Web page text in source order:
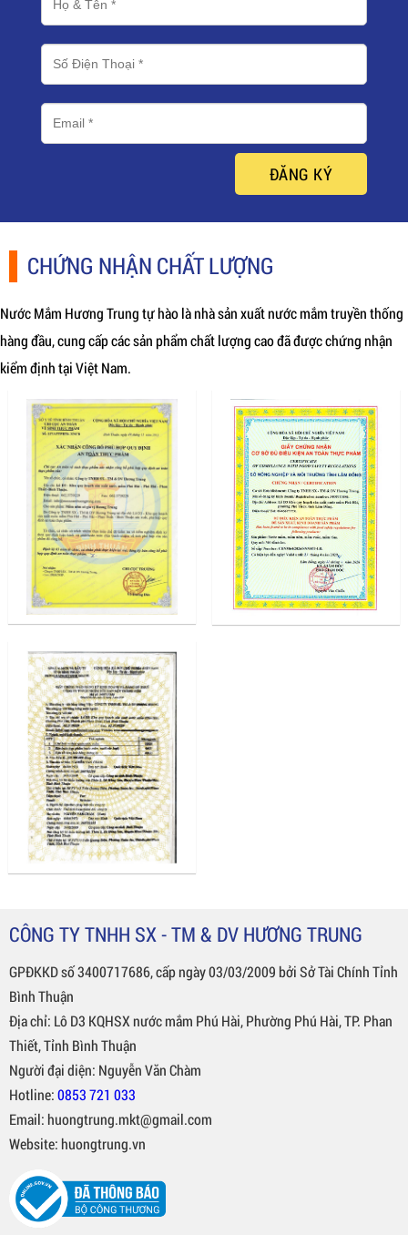
ĐĂNG KÝ
CHỨNG NHẬN CHẤT LƯỢNG
Nước Mắm Hương Trung tự hào là nhà sản xuất nước mắm truyền thống
hàng đầu, cung cấp các sản phẩm chất lượng cao đã được chứng nhận
kiểm định tại Việt Nam.
CÔNG TY TNHH SX - TM & DV HƯƠNG TRUNG
GPĐKKD số 3400717686, cấp ngày 03/03/2009 bởi Sở Tài Chính Tỉnh
Bình Thuận
Địa chỉ: Lô D3 KQHSX nước mắm Phú Hài, Phường Phú Hài, TP. Phan
Thiết, Tỉnh Bình Thuận
Người đại diện: Nguyễn Văn Chàm
Hotline:0853 721 033
Email: huongtrung.mkt@gmail.com
Website: huongtrung.vn